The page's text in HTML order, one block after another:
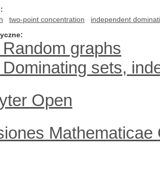
two-point concentration
independent
graphs
sets,
Open
Mathematicae